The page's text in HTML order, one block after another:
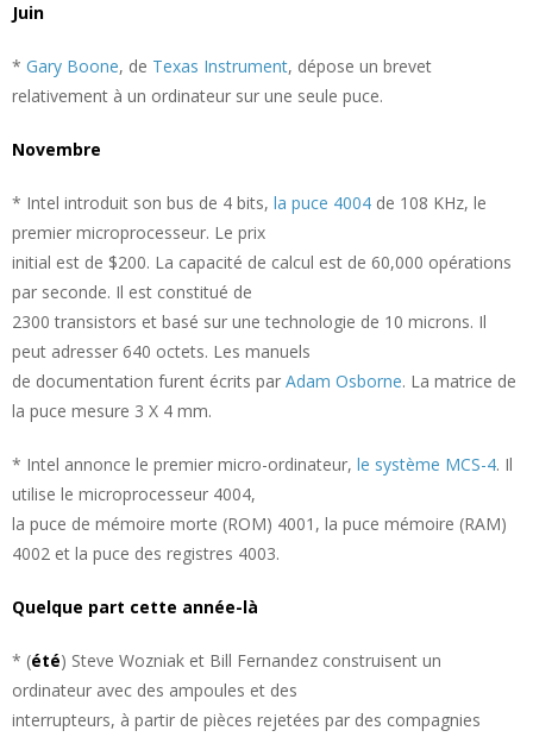
Juin
* Gary Boone, de Texas Instrument, dépose un brevet
relativement à un ordinateur sur une seule puce.
Novembre
* Intel introduit son bus de 4 bits, la puce 4004 de 108 KHz, le
premier microprocesseur. Le prix
initial est de $200. La capacité de calcul est de 60,000 opérations
par seconde. Il est constitué de
2300 transistors et basé sur une technologie de 10 microns. Il
peut adresser 640 octets. Les manuels
de documentation furent écrits par Adam Osborne. La matrice de
la puce mesure 3 X 4 mm.
* Intel annonce le premier micro-ordinateur, le système MCS-4. Il
utilise le microprocesseur 4004,
la puce de mémoire morte (ROM) 4001, la puce mémoire (RAM)
4002 et la puce des registres 4003.
Quelque part cette année-là
* (été) Steve Wozniak et Bill Fernandez construisent un
ordinateur avec des ampoules et des
interrupteurs, à partir de pièces rejetées par des compagnies